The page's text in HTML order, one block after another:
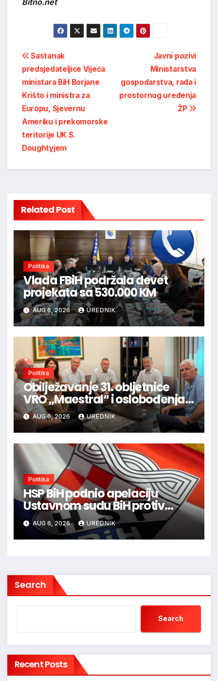
Bitno.net
Post
navigation
Javni pozivi
Ministarstva
gospodarstva, rada i
prostornog uređenja
ŽP
Sastanak
predsjedateljice Vijeća
ministara BiH Borjane
Krišto i ministra za
Europu, Sjevernu
Ameriku i prekomorske
teritorije UK S.
Doughtyjem
Related Post
Politika
Vlada FBiH podržala devet
projekata sa 530.000 KM
AUG 6, 2026 UREDNIK
Politika
Obilježavanje 31. obljetnice
VRO „Maestral“ i oslobođenja
Jajca uz pokroviteljstvo HNS-a
BiHAUG 6, 2026 UREDNIK
Politika
HSP BiH podnio apelaciju
Ustavnom sudu BiH protiv
ovjere kandidature Slavena
Kovačevića
AUG 6, 2026 UREDNIK
Search
Search
Recent Posts